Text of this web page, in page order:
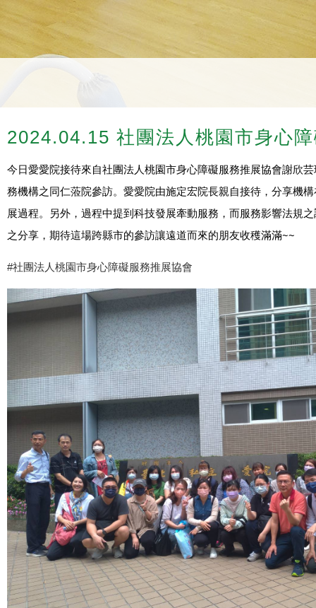
2024.04.15 社團法人桃園市身心
今日愛愛院接待來自社團法人桃園市身心障礙服務推展協會謝欣
務機構之同仁蒞院參訪。愛愛院由施定宏院長親自接待，分享機
展過程。另外，過程中提到科技發展牽動服務，而服務影響法規
之分享，期待這場跨縣市的參訪讓遠道而來的朋友收穫滿滿~~
#社團法人桃園市身心障礙服務推展協會